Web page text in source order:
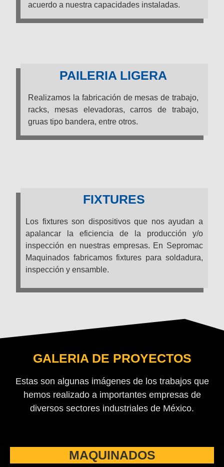
acuerdo a nuestra capacidades instaladas.
FIXTURES
Los fixtures son dispositivos que nos ayudan a
apalancar la eficiencia de la producción y/o
inspección en nuestras empresas. En Sepromac
Maquinados fabricamos fixtures para soldadura,
inspección y ensamble.
PAILERIA LIGERA
Realizamos la fabricación de mesas de trabajo,
racks, mesas elevadoras, carros de trabajo,
gruas tipo bandera, entre otros.
GALERIA DE PROYECTOS
Estas son algunas imágenes de los trabajos que
hemos realizado a importantes empresas de
diversos sectores industriales de México.
MAQUINADOS